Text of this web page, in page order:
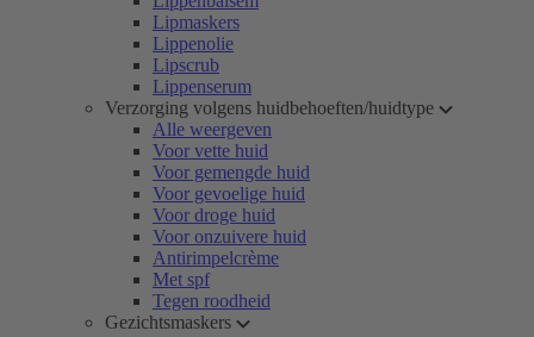
Lipmaskers
Lippenolie
Lipscrub
Lippenserum
Verzorging volgens huidbehoeften/huidtype
Alle weergeven
Voor vette huid
Voor gemengde huid
Voor gevoelige huid
Voor droge huid
Voor onzuivere huid
Antirimpelcrème
Met spf
Tegen roodheid
Gezichtsmaskers